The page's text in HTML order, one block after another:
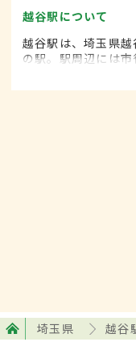
越谷駅について
越谷駅は、埼玉県
の駅。駅周辺には
の中心となってい
備され、駅構内に
埼玉県 越谷